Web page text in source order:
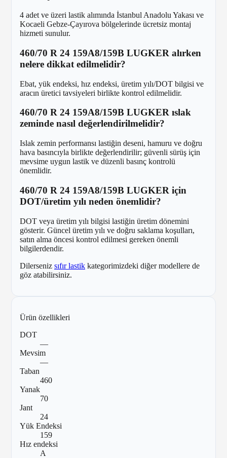
4 adet ve üzeri lastik alımında İstanbul Anadolu Yakası ve
Kocaeli Gebze-Çayırova bölgelerinde ücretsiz montaj
hizmeti sunulur.
460/70 R 24 159A8/159B LUGKER alırken
nelere dikkat edilmelidir?
Ebat, yük endeksi, hız endeksi, üretim yılı/DOT bilgisi ve
aracın üretici tavsiyeleri birlikte kontrol edilmelidir.
460/70 R 24 159A8/159B LUGKER ıslak
zeminde nasıl değerlendirilmelidir?
Islak zemin performansı lastiğin deseni, hamuru ve doğru
hava basıncıyla birlikte değerlendirilir; güvenli sürüş için
mevsime uygun lastik ve düzenli basınç kontrolü
önemlidir.
460/70 R 24 159A8/159B LUGKER için
DOT/üretim yılı neden önemlidir?
DOT veya üretim yılı bilgisi lastiğin üretim dönemini
gösterir. Güncel üretim yılı ve doğru saklama koşulları,
satın alma öncesi kontrol edilmesi gereken önemli
bilgilerdendir.
Dilerseniz sıfır lastik kategorimizdeki diğer modellere de
göz atabilirsiniz.
Ürün özellikleri
DOT
—
Mevsim
—
Taban
460
Yanak
70
Jant
24
Yük Endeksi
159
Hız endeksi
A